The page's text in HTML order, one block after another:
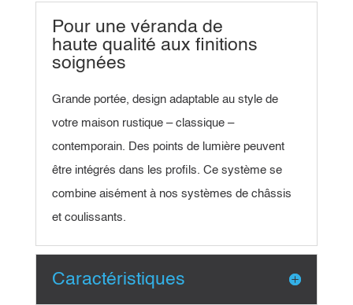
Pour une véranda de
haute qualité aux finitions
soignées
Grande portée, design adaptable au style de
votre maison rustique – classique –
contemporain. Des points de lumière peuvent
être intégrés dans les profils. Ce système se
combine aisément à nos systèmes de châssis
et coulissants.
Caractéristiques